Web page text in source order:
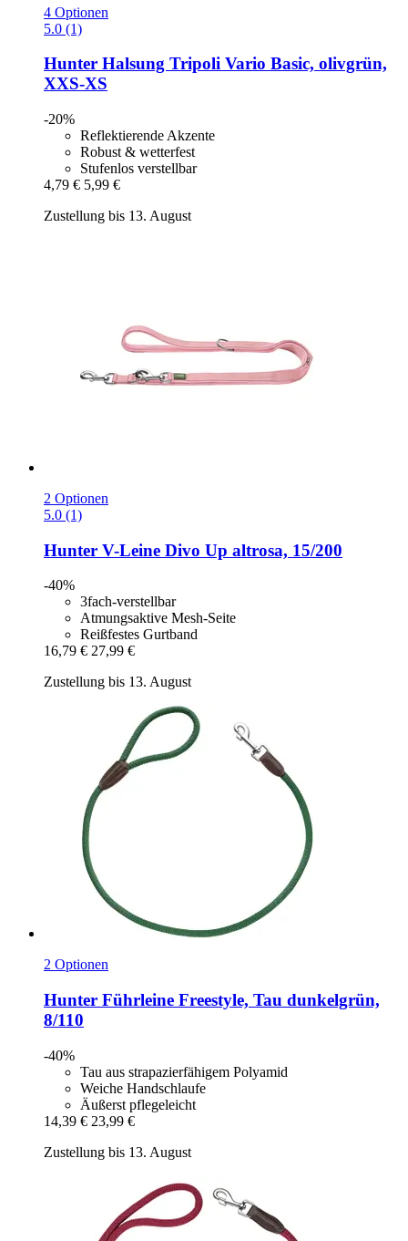
4 Optionen
5.0 (1)
Hunter Halsung Tripoli Vario Basic, olivgrün,
XXS-​XS
-20%
Reflektierende Akzente
Robust & wetterfest
Stufenlos verstellbar
4,79 € 5,99 €
Zustellung bis 13. August
2 Optionen
5.0 (1)
Hunter V-​Leine Divo Up altrosa, 15/200
-40%
3fach-verstellbar
Atmungsaktive Mesh-Seite
Reißfestes Gurtband
16,79 € 27,99 €
Zustellung bis 13. August
2 Optionen
Hunter Führleine Freestyle, Tau dunkelgrün,
8/110
-40%
Tau aus strapazierfähigem Polyamid
Weiche Handschlaufe
Äußerst pflegeleicht
14,39 € 23,99 €
Zustellung bis 13. August